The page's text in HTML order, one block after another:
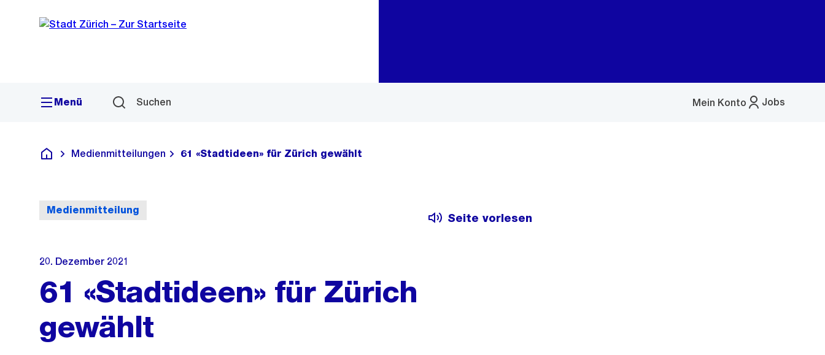
Navigation
Sprunglink
Menü Suchen Jobs
Mein Konto
Menü
Deutsch
Medienmitteilungen 61 «Stadtideen» für Zürich gewählt
Medienmitteilung
Seite vorlesen
20. Dezember 2021
61 «Stadtideen» für Zürich
gewählt